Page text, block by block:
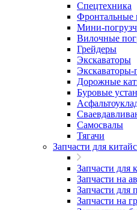
Спецтехника
Фронтальные
Мини-
Вилочные
Грейдеры
Экскаваторы
Экскаваторы-
Дорожные
Буровые
Самосвалы
Тягачи
Запчасти для
Запчасти для
Запчасти на
Запчасти для
Запчасти на